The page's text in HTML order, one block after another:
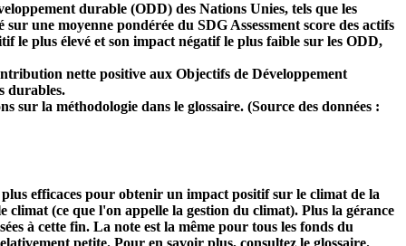
durable (ODD) des Nations Unies, tels que les
une moyenne pondérée du SDG Assessment score des actifs
le plus élevé et son impact négatif le plus faible sur les ODD,
nette positive aux Objectifs de Développement
durables.
la méthodologie dans le glossaire. (Source des données :
efficaces pour obtenir un impact positif sur le climat de la
(ce que l'on appelle la gestion du climat). Plus la gérance
à cette fin. La note est la même pour tous les fonds du
petite. Pour en savoir plus, consultez le glossaire.